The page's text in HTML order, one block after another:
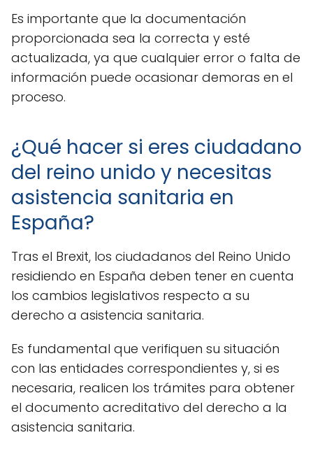
Es importante que la documentación
proporcionada sea la correcta y esté
actualizada, ya que cualquier error o falta de
información puede ocasionar demoras en el
proceso.
¿Qué hacer si eres ciudadano
del reino unido y necesitas
asistencia sanitaria en
España?
Tras el Brexit, los ciudadanos del Reino Unido
residiendo en España deben tener en cuenta
los cambios legislativos respecto a su
derecho a asistencia sanitaria.
Es fundamental que verifiquen su situación
con las entidades correspondientes y, si es
necesaria, realicen los trámites para obtener
el documento acreditativo del derecho a la
asistencia sanitaria.